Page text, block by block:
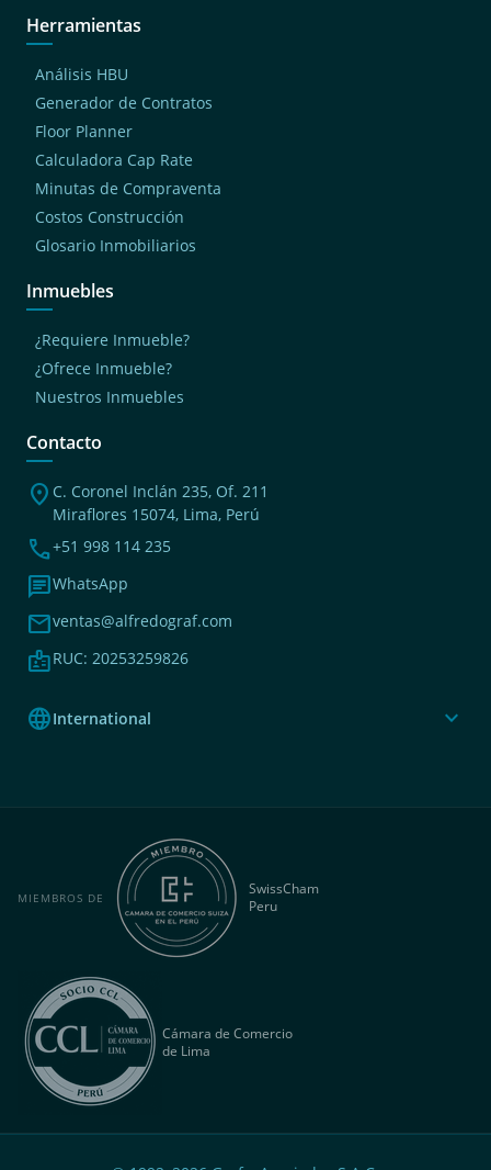
Herramientas
Análisis HBU
Generador de Contratos
Floor Planner
Calculadora Cap Rate
Minutas de Compraventa
Costos Construcción
Glosario Inmobiliarios
Inmuebles
¿Requiere Inmueble?
¿Ofrece Inmueble?
Nuestros Inmuebles
Contacto
location_on C. Coronel Inclán 235, Of. 211
Miraflores 15074, Lima, Perú
phone+51 998 114 235
chatWhatsApp
mailventas@alfredograf.com
badgeRUC: 20253259826
languageInternational expand_more
MIEMBROS DE
SwissCham
Peru
Cámara de Comercio
de Lima